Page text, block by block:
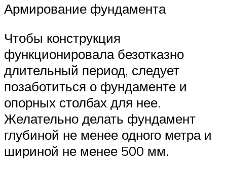
Армирование фундамента
Чтобы конструкция
функционировала безотказно
длительный период, следует
позаботиться о фундаменте и
опорных столбах для нее.
Желательно делать фундамент
глубиной не менее одного метра и
шириной не менее 500 мм.